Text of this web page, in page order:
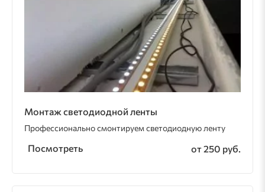
Монтаж светодиодной ленты
Профессионально смонтируем светодиодную ленту
Посмотреть от 250 руб.